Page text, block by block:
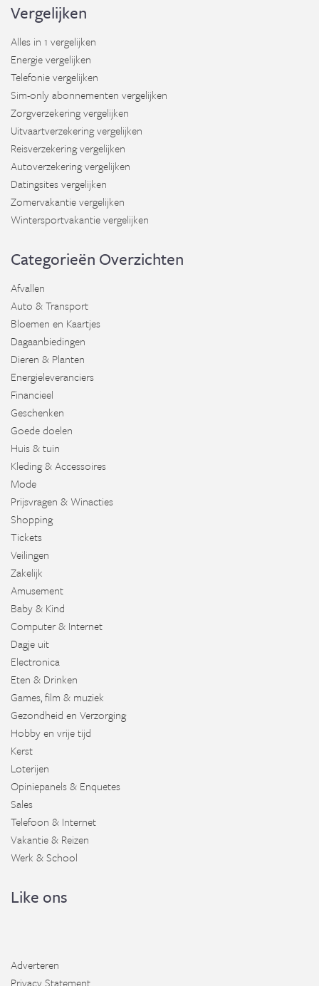
Vergelijken
Alles in 1 vergelijken
Energie vergelijken
Telefonie vergelijken
Sim-only abonnementen vergelijken
Zorgverzekering vergelijken
Uitvaartverzekering vergelijken
Reisverzekering vergelijken
Autoverzekering vergelijken
Datingsites vergelijken
Zomervakantie vergelijken
Wintersportvakantie vergelijken
Categorieën Overzichten
Afvallen
Auto & Transport
Bloemen en Kaartjes
Dagaanbiedingen
Dieren & Planten
Energieleveranciers
Financieel
Geschenken
Goede doelen
Huis & tuin
Kleding & Accessoires
Mode
Prijsvragen & Winacties
Shopping
Tickets
Veilingen
Zakelijk
Amusement
Baby & Kind
Computer & Internet
Dagje uit
Electronica
Eten & Drinken
Games, film & muziek
Gezondheid en Verzorging
Hobby en vrije tijd
Kerst
Loterijen
Opiniepanels & Enquetes
Sales
Telefoon & Internet
Vakantie & Reizen
Werk & School
Like ons
Adverteren
Privacy Statement